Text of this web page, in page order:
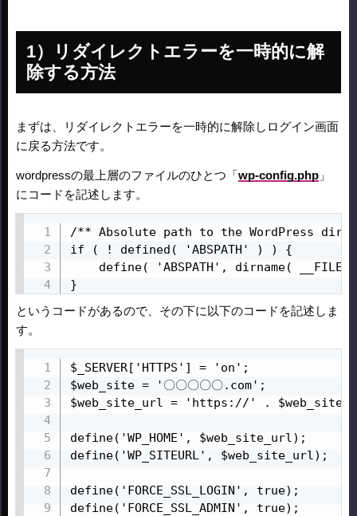
リダイレクトエラーを一時的に解
除する方法
まずは、リダイレクトエラーを一時的に解除しログイン画面
に戻る方法です。
wordpressの最上層のファイルのひとつ「wp-config.php 」
にコードを記述します。
/** Absolute path to the WordPress
if ( ! defined( 'ABSPATH' ) ) {
}
というコードがあるので、その下に以下のコードを記述しま
す。
$_SERVER['HTTPS'] = 'on';
$web_site = '〇〇〇〇〇.com';
$web_site_url = 'https://' . $web_site;
define('WP_HOME', $web_site_url);
define('WP_SITEURL', $web_site_url);
define('FORCE_SSL_LOGIN', true);
define('FORCE_SSL_ADMIN', true);